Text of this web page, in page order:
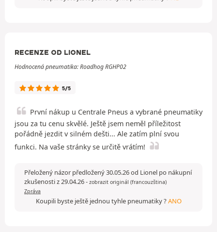
RECENZE OD LIONEL
Hodnocená pneumatika: Roadhog RGHP02
5/5
První nákup u Centrale Pneus a vybrané pneumatiky
jsou za tu cenu skvělé. Ještě jsem neměl příležitost
pořádně jezdit v silném dešti... Ale zatím plní svou
funkci. Na vaše stránky se určitě vrátím!
Přeložený názor předložený 30.05.26 od Lionel po nákupní
zkušenosti z 29.04.26- zobrazit originál (francouzština)
Zpráva
Koupili byste ještě jednou tyhle pneumatiky ?ANO